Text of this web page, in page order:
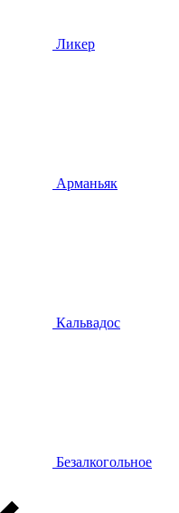
Ликер
Арманьяк
Кальвадос
Безалкогольное